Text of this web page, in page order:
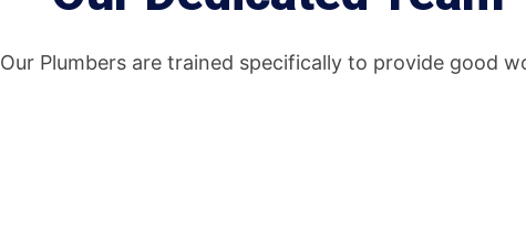
Our Plumbers are trained specifically to provide good